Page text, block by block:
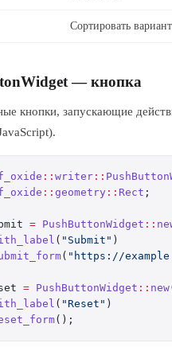
Сортировать
— кнопка
кнопки, запускающие
:: writer ::
:: geometry :: Rect ;
= PushButtonWidget ::
( "Submit" )
( "https://
= PushButtonWidget :: new
( "Reset" )
();